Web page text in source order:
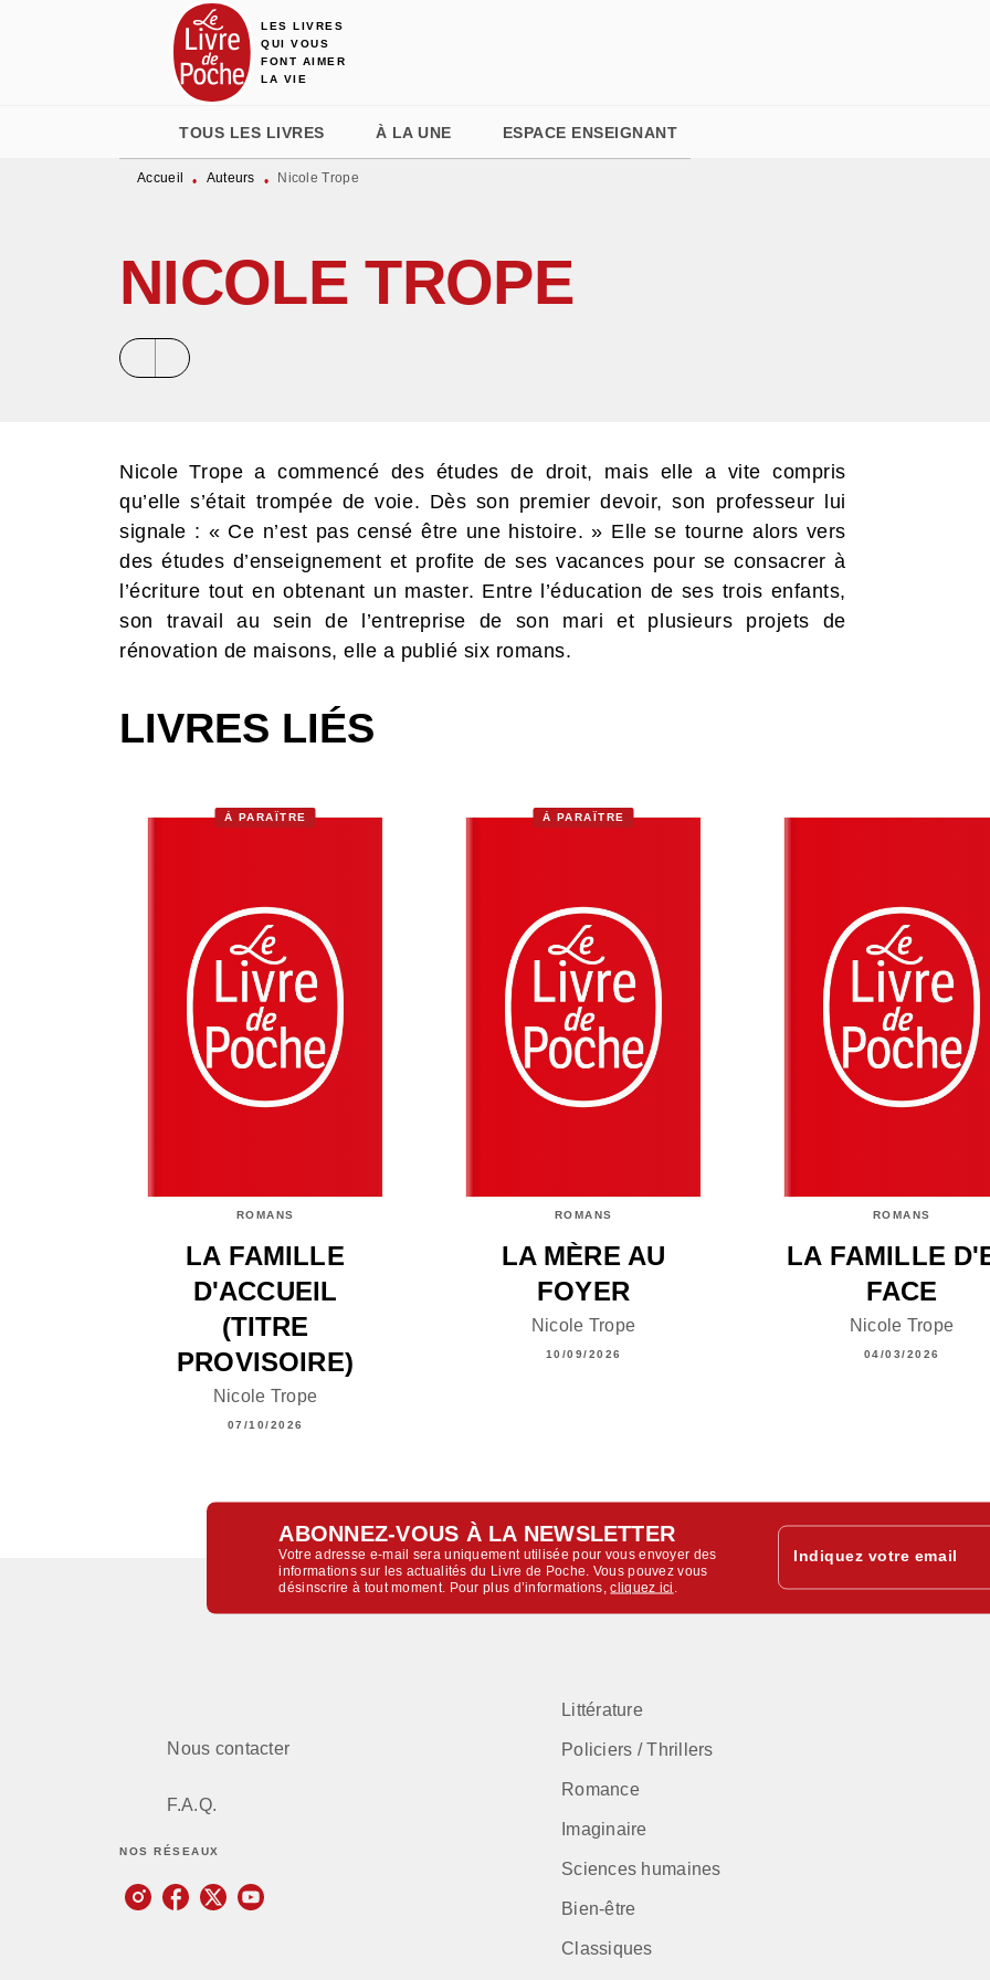
MENU RECHERCHE
LES LIVRES
QUI VOUS
FONT AIMER
LA VIE
TOUS LES LIVRES À LA UNE ESPACE ENSEIGNANT
Accueil • Auteurs • Nicole Trope
NICOLE TROPE
Nicole Trope a commencé des études de droit, mais elle a vite compris
qu’elle s’était trompée de voie. Dès son premier devoir, son professeur lui
signale : « Ce n’est pas censé être une histoire. » Elle se tourne alors vers
des études d’enseignement et profite de ses vacances pour se consacrer à
l’écriture tout en obtenant un master. Entre l’éducation de ses trois enfants,
son travail au sein de l’entreprise de son mari et plusieurs projets de
rénovation de maisons, elle a publié six romans.
LIVRES LIÉS
À PARAÎTRE
ROMANS
LA FAMILLE
D'ACCUEIL
(TITRE
PROVISOIRE)
Nicole Trope
07/10/2026
À PARAÎTRE
ROMANS
LA MÈRE AU
FOYER
Nicole Trope
10/09/2026
ROMANS
LA FAMILLE
FACE
Nicole Trope
04/03/2026
ABONNEZ-VOUS À LA NEWSLETTER
Votre adresse e-mail sera uniquement utilisée pour vous envoyer des
informations sur les actualités du Livre de Poche. Vous pouvez vous
désinscrire à tout moment. Pour plus d’informations,cliquez ici
Indiquez votre email
Nous contacter
F.A.Q.
NOS RÉSEAUX
Littérature
Policiers / Thrillers
Romance
Imaginaire
Sciences humaines
Bien-être
Classiques